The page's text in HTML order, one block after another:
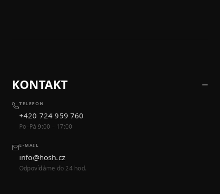
KONTAKT
TELEFON
+420 724 959 760
Po–Pá 9:00 – 17:00
E-MAIL
info@hosh.cz
Odpovídáme do 24 hod.